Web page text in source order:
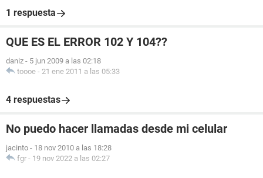
1 respuesta
QUE ES EL ERROR 102 Y 104??
daniz - 5 jun 2009 a las 02:18
toooe - 21 ene 2011 a las 05:33
4 respuestas
No puedo hacer llamadas desde mi celular
jacinto - 18 nov 2010 a las 18:28
fgr - 19 nov 2022 a las 02:27